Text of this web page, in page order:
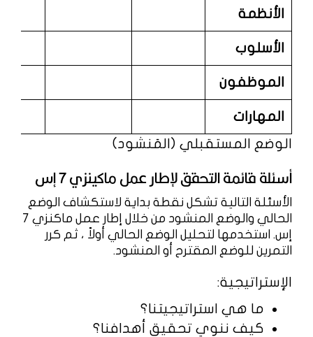
الأنظمة
الأسلوب
الموظفون
المهارات
الوضع المستقبلي (المَنشود)
أسئلة قائمة التحقق لإطار عمل ماكينزي 7 إس
الأسئلة التالية تشكل نقطة بداية لاستكشاف الوضع
الحالي والوضع المنشود من خلال إطار عمل ماكنزي 7
إس. استخدمها لتحليل الوضع الحالي أولاً ، ثم كرر
التمرين للوضع المقترح أو المنشود.
الإستراتيجية:
ما هي استراتيجيتنا؟
كيف ننوي تحقيق أهدافنا؟